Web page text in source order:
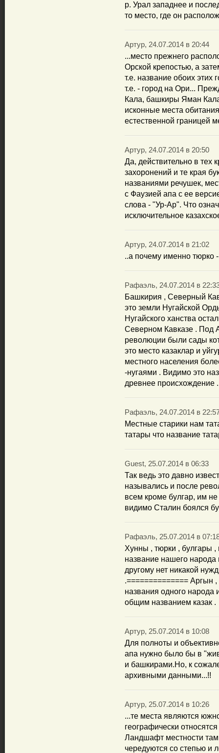
р. Урал западнее и
то место, где он
Артур, 24.07.2014 в 20:44
...место прежнего
Орской крепостью, а
т.е. название обоих этих
т.е. - город на Ори...
Кала, башкиры Яман
исконные места
естественной границей
Артур, 24.07.2014 в 20:50
Да, действительно в тех
захоронений и те края
названиями речушек,
с Фаузией апа с ее
слова - "Ур-Ар". Что
исключительное
Артур, 24.07.2014 в 21:02
..а почему именно
Рафаэль, 24.07.2014 в
Башкирия , Северный
это земли Нугайской
Нугайского ханства
Северном Кавказе . Под
революции были сады
это место казаклар и
местного населения
-нугаями . Видимо это
древнее происхождение .
Рафаэль, 24.07.2014 в
Местные старики нам
татары что название
Guest, 25.07.2014 в 06:33
Так ведь это давно
назывались и после
всем кроме булгар, им
видимо Сталин боялся
Рафаэль, 25.07.2014 в
Хунны , тюрки , булгары ,
название нашего народа
другому нет никакой
.============== Аргын
названия одного
общим названием казак .
Артур, 25.07.2014 в 10:08
Для полноты и
апа нужно было бы в
и башкирами.Но, к
архивными данными...!!
Артур, 25.07.2014 в 10:26
...те места являются
географически
Ландшафт местности
чередуются со степью и